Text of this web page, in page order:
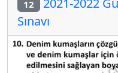
12
Sınavı